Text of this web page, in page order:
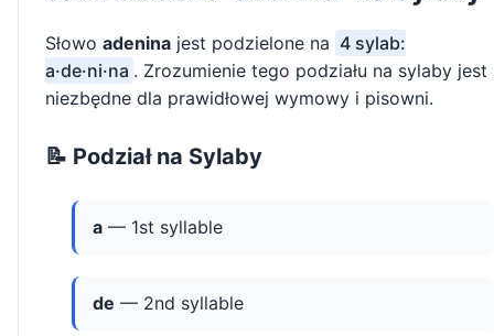
Słowo adenina jest podzielone na 4 sylab:
a·de·ni·na . Zrozumienie tego podziału na sylaby jest
niezbędne dla prawidłowej wymowy i pisowni.
📝 Podział na Sylaby
a — 1st syllable
de — 2nd syllable